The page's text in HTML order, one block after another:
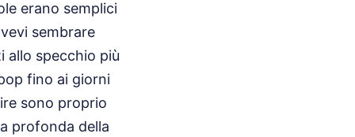
erano semplici
sembrare
allo specchio più
fino ai giorni
sono proprio
profonda della